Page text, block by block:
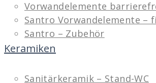
Vorwandelemente
Santro Vorwandelemente
Santro – Zubehör
Keramiken
Sanitärkeramik – Stand-WC